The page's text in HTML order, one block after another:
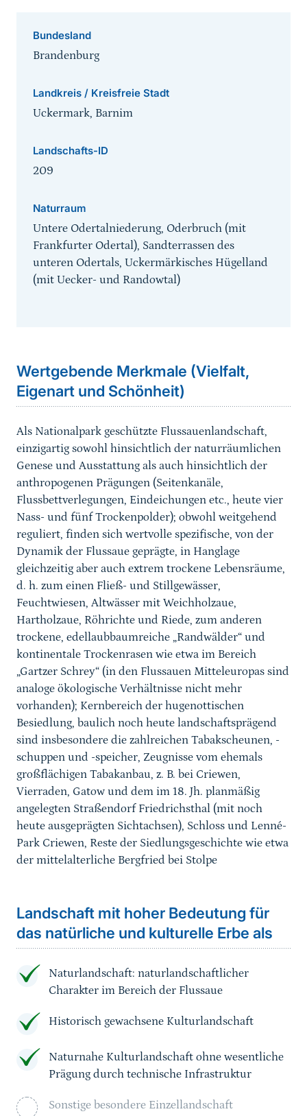
Bundesland
Brandenburg
Landkreis / Kreisfreie Stadt
Uckermark, Barnim
Landschafts-ID
209
Naturraum
Untere Odertalniederung, Oderbruch (mit
Frankfurter Odertal), Sandterrassen des
unteren Odertals, Uckermärkisches Hügelland
(mit Uecker- und Randowtal)
Wertgebende Merkmale (Vielfalt,
Eigenart und Schönheit)
Als Nationalpark geschützte Flussauenlandschaft,
einzigartig sowohl hinsichtlich der naturräumlichen
Genese und Ausstattung als auch hinsichtlich der
anthropogenen Prägungen (Seitenkanäle,
Flussbettverlegungen, Eindeichungen etc., heute vier
Nass- und fünf Trockenpolder); obwohl weitgehend
reguliert, finden sich wertvolle spezifische, von der
Dynamik der Flussaue geprägte, in Hanglage
gleichzeitig aber auch extrem trockene Lebensräume,
d. h. zum einen Fließ- und Stillgewässer,
Feuchtwiesen, Altwässer mit Weichholzaue,
Hartholzaue, Röhrichte und Riede, zum anderen
trockene, edellaubbaumreiche „Randwälder“ und
kontinentale Trockenrasen wie etwa im Bereich
„Gartzer Schrey“ (in den Flussauen Mitteleuropas sind
analoge ökologische Verhältnisse nicht mehr
vorhanden); Kernbereich der hugenottischen
Besiedlung, baulich noch heute landschaftsprägend
sind insbesondere die zahlreichen Tabakscheunen, -
schuppen und -speicher, Zeugnisse vom ehemals
großflächigen Tabakanbau, z. B. bei Criewen,
Vierraden, Gatow und dem im 18. Jh. planmäßig
angelegten Straßendorf Friedrichsthal (mit noch
heute ausgeprägten Sichtachsen), Schloss und Lenné-
Park Criewen, Reste der Siedlungsgeschichte wie etwa
der mittelalterliche Bergfried bei Stolpe
Landschaft mit hoher Bedeutung für
das natürliche und kulturelle Erbe als
Naturlandschaft: naturlandschaftlicher
Charakter im Bereich der Flussaue
Historisch gewachsene Kulturlandschaft
Naturnahe Kulturlandschaft ohne wesentliche
Prägung durch technische Infrastruktur
Sonstige besondere Einzellandschaft